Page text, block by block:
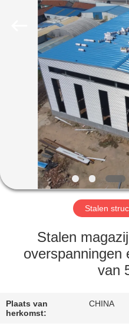
HUIS
PRODUCTEN
VIDEOS
VR-
SHOW
ONGEVEER
ONS
Stalen
Stalen
overspanningen
van
Plaats van
herkomst:
CHINA